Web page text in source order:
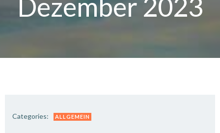
Dezember 2023
Categories: ALLGEMEIN